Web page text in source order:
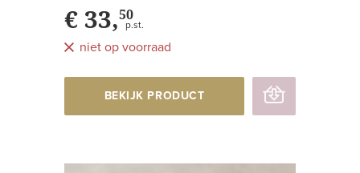
€ 33,50
p.st.
niet op voorraad
BEKIJK PRODUCT